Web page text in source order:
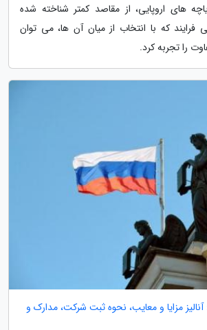
های اروپایی، از مقاصد کمتر شناخته شده
که با انتخاب از میان آن ها، می توان
را تجربه کرد.
مزایا و معایب، نحوه ثبت شرکت، مدارک و